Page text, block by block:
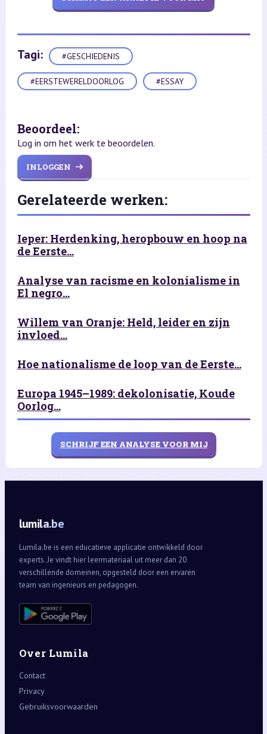
Tagi: #GESCHIEDENIS
#EERSTEWERELDOORLOG #ESSAY
Beoordeel:
Log in om het werk te beoordelen.
INLOGGEN
Gerelateerde werken:
Ieper: Herdenking, heropbouw en hoop na
de Eerste...
Analyse van racisme en kolonialisme in
El negro...
Willem van Oranje: Held, leider en zijn
invloed...
Hoe nationalisme de loop van de Eerste...
Europa 1945–1989: dekolonisatie, Koude
Oorlog...
SCHRIJF EEN ANALYSE VOOR MIJ
lumila.be
Lumila.be is een educatieve applicatie ontwikkeld door
experts. Je vindt hier leermateriaal uit meer dan 20
verschillende domeinen, opgesteld door een ervaren
team van ingenieurs en pedagogen.
Over Lumila
Contact
Privacy
Gebruiksvoorwaarden